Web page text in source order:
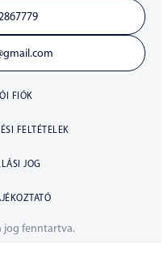
FIÓK
FELTÉTELEK
JOG
jog fenntartva.